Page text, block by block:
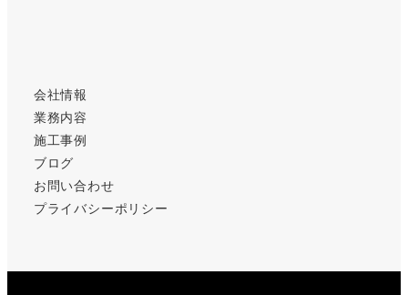
会社情報
業務内容
施工事例
ブログ
お問い合わせ
プライバシーポリシー